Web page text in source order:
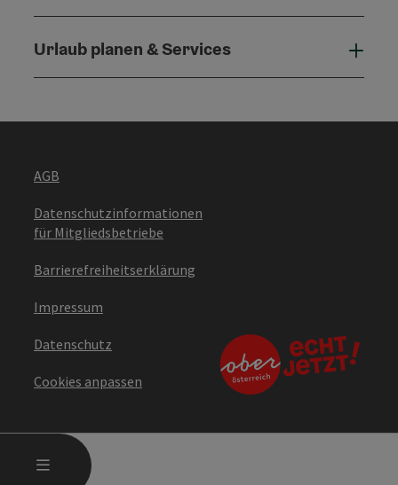
MENÜ
Urlaub planen & Services
AGB
Datenschutzinformationen
für Mitgliedsbetriebe
Barrierefreiheitserklärung
Impressum
Datenschutz
Cookies anpassen